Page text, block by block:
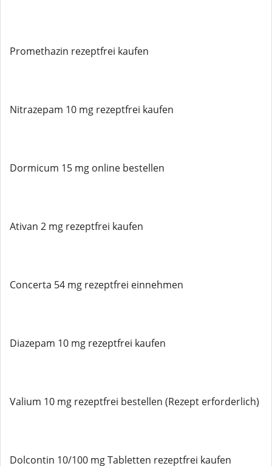
Promethazin rezeptfrei kaufen
Nitrazepam 10 mg rezeptfrei kaufen
Dormicum 15 mg online bestellen
Ativan 2 mg rezeptfrei kaufen
Concerta 54 mg rezeptfrei einnehmen
Diazepam 10 mg rezeptfrei kaufen
Valium 10 mg rezeptfrei bestellen (Rezept erforderlich)
Dolcontin 10/100 mg Tabletten rezeptfrei kaufen